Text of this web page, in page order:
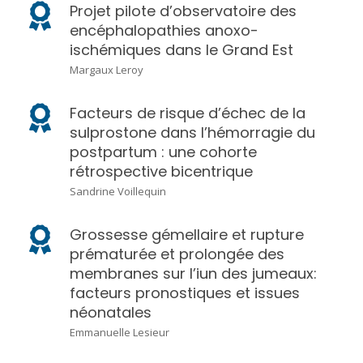
Projet pilote d’observatoire des
encéphalopathies anoxo-
ischémiques dans le Grand Est
Margaux Leroy
Facteurs de risque d’échec de la
sulprostone dans l’hémorragie du
postpartum : une cohorte
rétrospective bicentrique
Sandrine Voillequin
Grossesse gémellaire et rupture
prématurée et prolongée des
membranes sur l’iun des jumeaux:
facteurs pronostiques et issues
néonatales
Emmanuelle Lesieur